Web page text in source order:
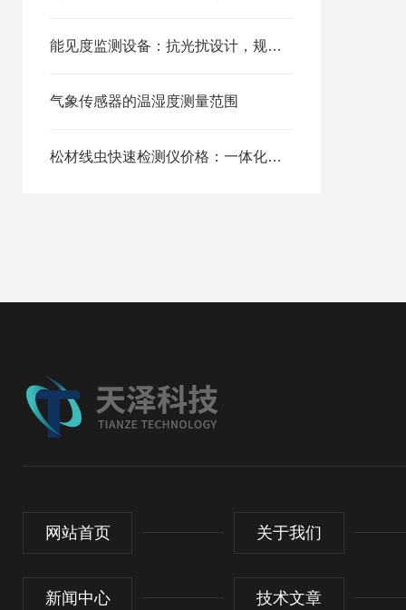
能见度监测设备：抗光扰设计，规避杂光干扰测量更稳定
气象传感器的温湿度测量范围
松材线虫快速检测仪价格：一体化样本处理，实现病害早筛早控
网站首页 关于我们
新闻中心 技术文章